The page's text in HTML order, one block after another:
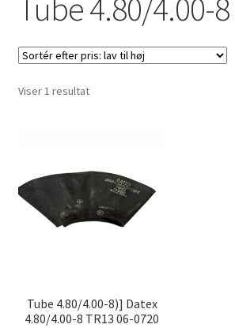
Tube 4.80/4.00-8
Viser 1 resultat
Tube 4.80/4.00-8)] Datex
4.80/4.00-8 TR13 06-0720